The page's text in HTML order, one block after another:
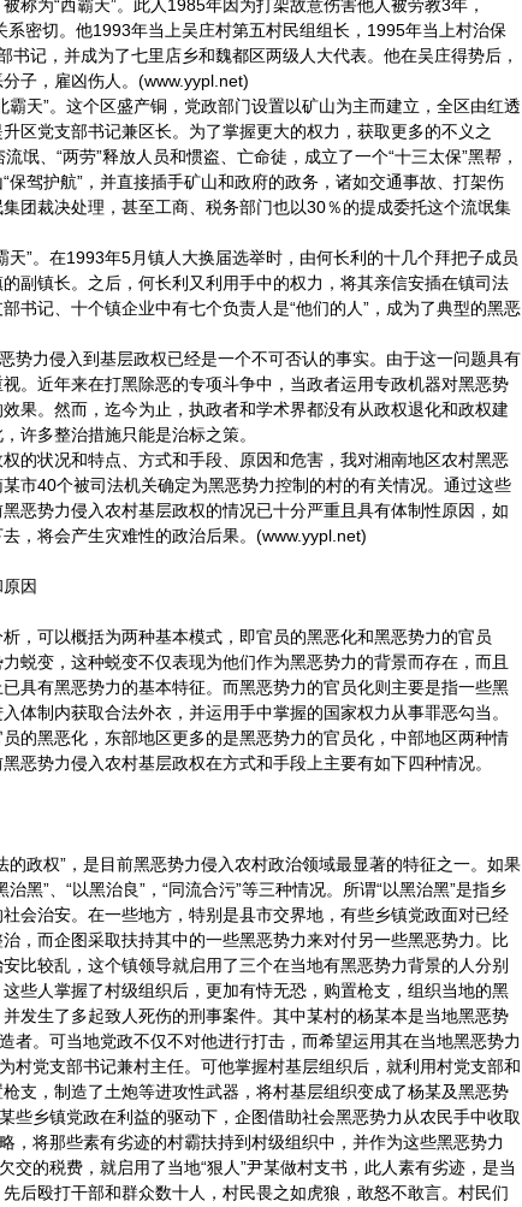
称为“西霸天”。此人1985年因为打架故意伤害他人被劳教3年，
密切。他1993年当上吴庄村第五村民组组长，1995年当上村治保
记，并成为了七里店乡和魏都区两级人大代表。他在吴庄得势后，
子，雇凶伤人。(www.yypl.net)
天”。这个区盛产铜，党政部门设置以矿山为主而建立，全区由红透
区党支部书记兼区长。为了掌握更大的权力，获取更多的不义之
氓、“两劳”释放人员和惯盗、亡命徒，成立了一个“十三太保”黑帮，
保驾护航”，并直接插手矿山和政府的政务，诸如交通事故、打架伤
团裁决处理，甚至工商、税务部门也以30％的提成委托这个流氓集
天”。在1993年5月镇人大换届选举时，由何长利的十几个拜把子成员
副镇长。之后，何长利又利用手中的权力，将其亲信安插在镇司法
书记、十个镇企业中有七个负责人是“他们的人”，成为了典型的黑恶
势力侵入到基层政权已经是一个不可否认的事实。由于这一问题具有
。近年来在打黑除恶的专项斗争中，当政者运用专政机器对黑恶势
果。然而，迄今为止，执政者和学术界都没有从政权退化和政权建
许多整治措施只能是治标之策。
的状况和特点、方式和手段、原因和危害，我对湘南地区农村黑恶
市40个被司法机关确定为黑恶势力控制的村的有关情况。通过这些
恶势力侵入农村基层政权的情况已十分严重且具有体制性原因，如
，将会产生灾难性的政治后果。(www.yypl.net)
因
，可以概括为两种基本模式，即官员的黑恶化和黑恶势力的官员
蜕变，这种蜕变不仅表现为他们作为黑恶势力的背景而存在，而且
具有黑恶势力的基本特征。而黑恶势力的官员化则主要是指一些黑
体制内获取合法外衣，并运用手中掌握的国家权力从事罪恶勾当。
的黑恶化，东部地区更多的是黑恶势力的官员化，中部地区两种情
恶势力侵入农村基层政权在方式和手段上主要有如下四种情况。
的政权”，是目前黑恶势力侵入农村政治领域最显著的特征之一。如果
黑”、“以黑治良”，“同流合污”等三种情况。所谓“以黑治黑”是指乡
会治安。在一些地方，特别是县市交界地，有些乡镇党政面对已经
，而企图采取扶持其中的一些黑恶势力来对付另一些黑恶势力。比
比较乱，这个镇领导就启用了三个在当地有黑恶势力背景的人分别
些人掌握了村级组织后，更加有恃无恐，购置枪支，组织当地的黑
发生了多起致人死伤的刑事案件。其中某村的杨某本是当地黑恶势
者。可当地党政不仅不对他进行打击，而希望运用其在当地黑恶势力
村党支部书记兼村主任。可他掌握村基层组织后，就利用村党支部和
支，制造了土炮等进攻性武器，将村基层组织变成了杨某及黑恶势
些乡镇党政在利益的驱动下，企图借助社会黑恶势力从农民手中收取
，将那些素有劣迹的村霸扶持到村级组织中，并作为这些黑恶势力
交的税费，就启用了当地“狠人”尹某做村支书，此人素有劣迹，是当
后殴打干部和群众数十人，村民畏之如虎狼，敢怒不敢言。村民们